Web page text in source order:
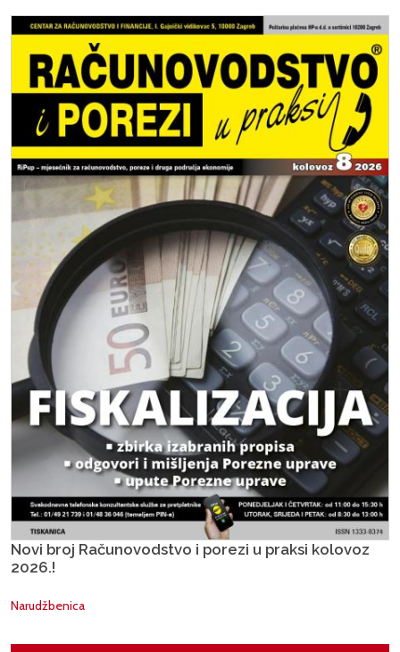
Novi broj Računovodstvo i porezi u praksi kolovoz
2026.!
Narudžbenica